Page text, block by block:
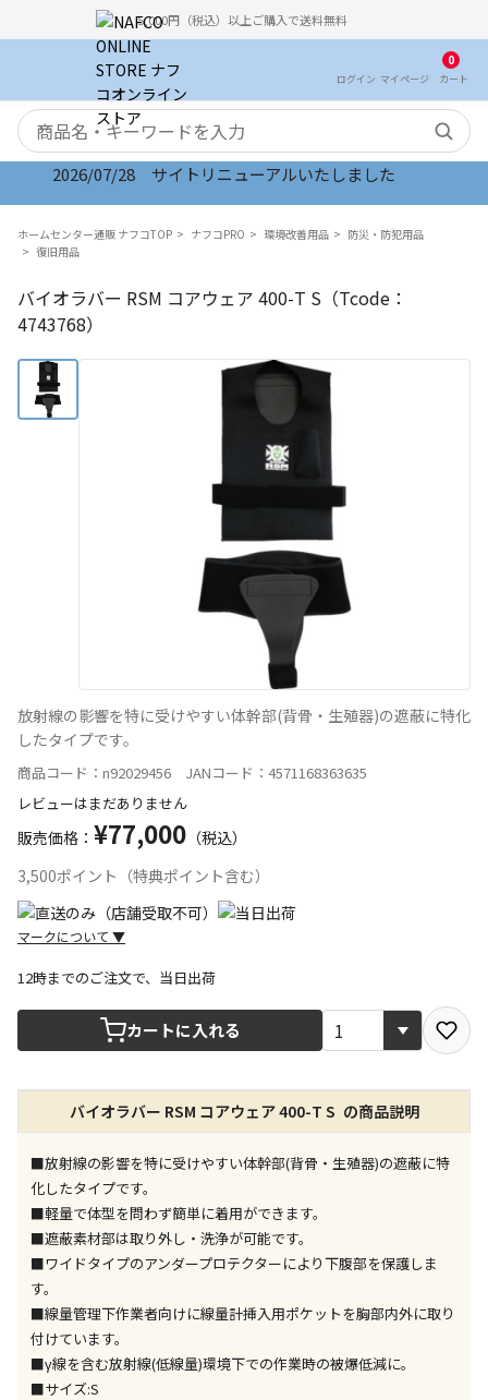
5,000円（税込）以上ご購入で送料無料
ログイン マイ ページ
0
カート
検索キーワード
2026/07/28 サイトリニューアルいたしました
ホームセンター通販 ナフコTOP ナフコPRO 環境改善用品
防災・防犯用品
復旧用品
バイオラバー RSM コアウェア 400-T S（Tcode：
4743768）
放射線の影響を特に受けやすい体幹部(背骨・生殖器)の遮蔽に特化
したタイプです。
商品コード：n92029456 JANコード：4571168363635
レビューはまだありません
販売価格： ¥77,000 （税込）
3,500ポイント（特典ポイント含む）
マークについて ▼
宅配や店舗受取を選択できる商品です
店舗のみで受取できる商品です（宅配便でのお届けが
できません）
※同時購入の商品は、全て同じ店舗での受取となりま
す
特定の店舗のみで受取ができる商品です（宅配便での
お届けができません）
※同時購入の商品は、全て同じ店舗での受取となりま
す
委託業者によりお届けする商品です
※ほか商品との同時購入はできません。お手数です
が、ご購入手続きを分けてお買い求めください
※支払い方法の代金引換は選択できません。
12時までのご注文で、当日出荷
カートに入れる
バイオラバー RSM コアウェア 400-T S の商品説明
■放射線の影響を特に受けやすい体幹部(背骨・生殖器)の遮蔽に特
化したタイプです。
■軽量で体型を問わず簡単に着用ができます。
■遮蔽素材部は取り外し・洗浄が可能です。
■ワイドタイプのアンダープロテクターにより下腹部を保護しま
す。
■線量管理下作業者向けに線量計挿入用ポケットを胸部内外に取り
付けています。
■γ線を含む放射線(低線量)環境下での作業時の被爆低減に。
■サイズ:S